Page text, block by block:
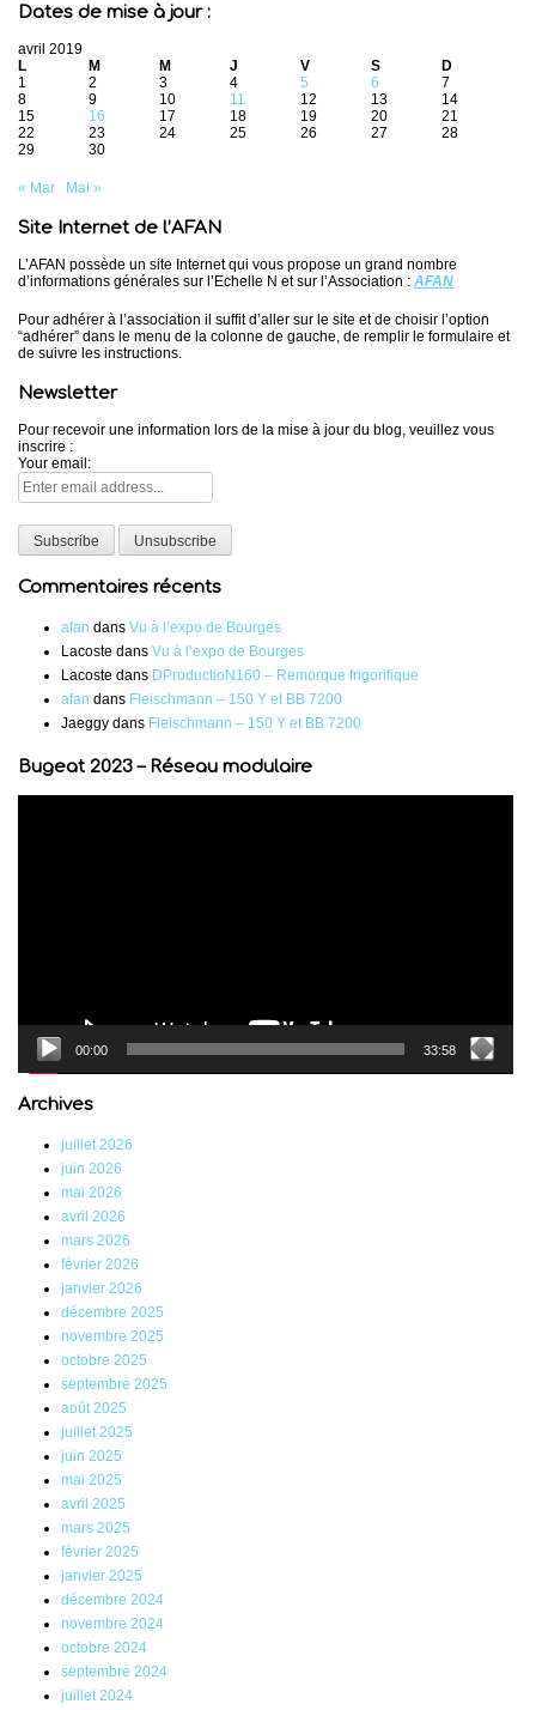
Dates de mise à jour :
avril 2019
L
M M J V S
D
1
2 3 4 5 6
7
8
9 10 11 12 13
14
15
16 17 18 19 20
21
22
23 24 25 26 27
28
29
30
« Mar Mai »
Site Internet de l’AFAN
L’AFAN possède un site Internet qui vous propose un grand nombre
d’informations générales sur l’Echelle N et sur l’Association : AFAN
Pour adhérer à l’association il suffit d’aller sur le site et de choisir l’option
“adhérer” dans le menu de la colonne de gauche, de remplir le formulaire et
de suivre les instructions.
Newsletter
Pour recevoir une information lors de la mise à jour du blog, veuillez vous
inscrire :
Your email:
Commentaires récents
afan dans Vu à l’expo de Bourges
Lacoste dans Vu à l’expo de Bourges
Lacoste dans DProductioN160 – Remorque frigorifique
afan dans Fleischmann – 150 Y et BB 7200
Jaeggy dans Fleischmann – 150 Y et BB 7200
Bugeat 2023 – Réseau modulaire
00:00 33:58
Archives
juillet 2026
juin 2026
mai 2026
avril 2026
mars 2026
février 2026
janvier 2026
décembre 2025
novembre 2025
octobre 2025
septembre 2025
août 2025
juillet 2025
juin 2025
mai 2025
avril 2025
mars 2025
février 2025
janvier 2025
décembre 2024
novembre 2024
octobre 2024
septembre 2024
juillet 2024